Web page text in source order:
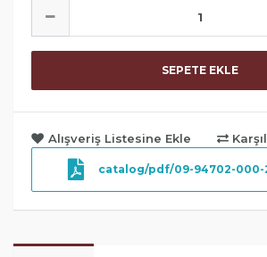
SEPETE EKLE
Alışveriş Listesine Ekle
catalog/pdf/09-94702-000-